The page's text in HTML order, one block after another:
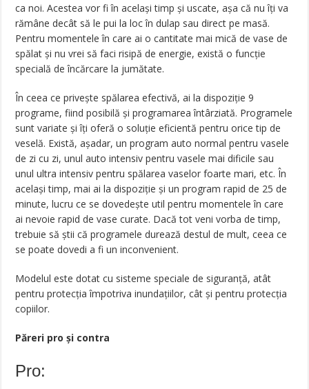
ca noi. Acestea vor fi în același timp și uscate, așa că nu îți va
rămâne decât să le pui la loc în dulap sau direct pe masă.
Pentru momentele în care ai o cantitate mai mică de vase de
spălat și nu vrei să faci risipă de energie, există o funcție
specială de încărcare la jumătate.
În ceea ce privește spălarea efectivă, ai la dispoziție 9
programe, fiind posibilă și programarea întârziată. Programele
sunt variate și îți oferă o soluție eficientă pentru orice tip de
veselă. Există, așadar, un program auto normal pentru vasele
de zi cu zi, unul auto intensiv pentru vasele mai dificile sau
unul ultra intensiv pentru spălarea vaselor foarte mari, etc. În
același timp, mai ai la dispoziție și un program rapid de 25 de
minute, lucru ce se dovedește util pentru momentele în care
ai nevoie rapid de vase curate. Dacă tot veni vorba de timp,
trebuie să știi că programele durează destul de mult, ceea ce
se poate dovedi a fi un inconvenient.
Modelul este dotat cu sisteme speciale de siguranță, atât
pentru protecția împotriva inundațiilor, cât și pentru protecția
copiilor.
Păreri pro şi contra
Pro: